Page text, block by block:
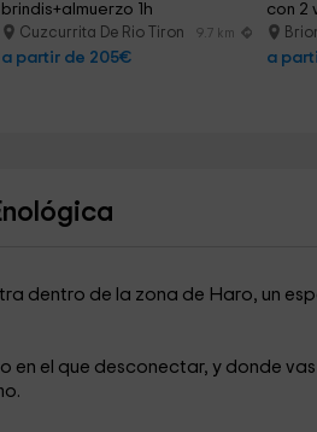
brindis+almuerzo 1h
Cuzcurrita De Rio Tiron 9.7 km
a partir de 205€
con 2
a
dentro de la zona de Haro, un
en el que desconectar, y donde